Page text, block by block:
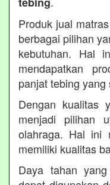
Produk jual
berbagai pilihan
kebutuhan. Hal
mendapatkan
panjat tebing yang
Dengan kualitas
menjadi pilihan
olahraga. Hal ini
memiliki kualitas
Daya tahan